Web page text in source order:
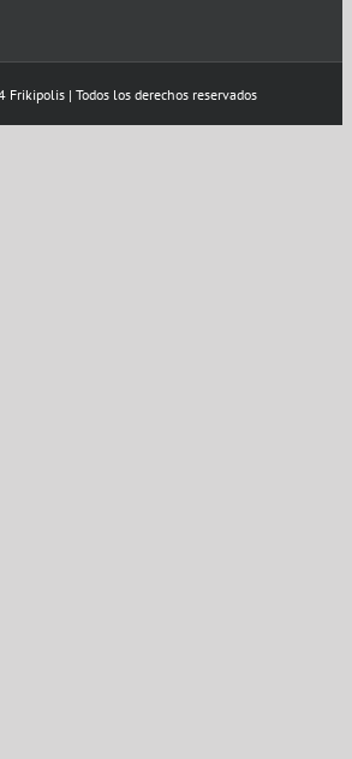
Frikipolis | Todos los derechos reservados